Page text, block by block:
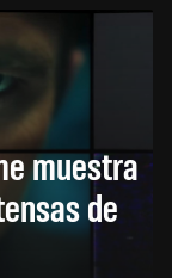
muestra
de